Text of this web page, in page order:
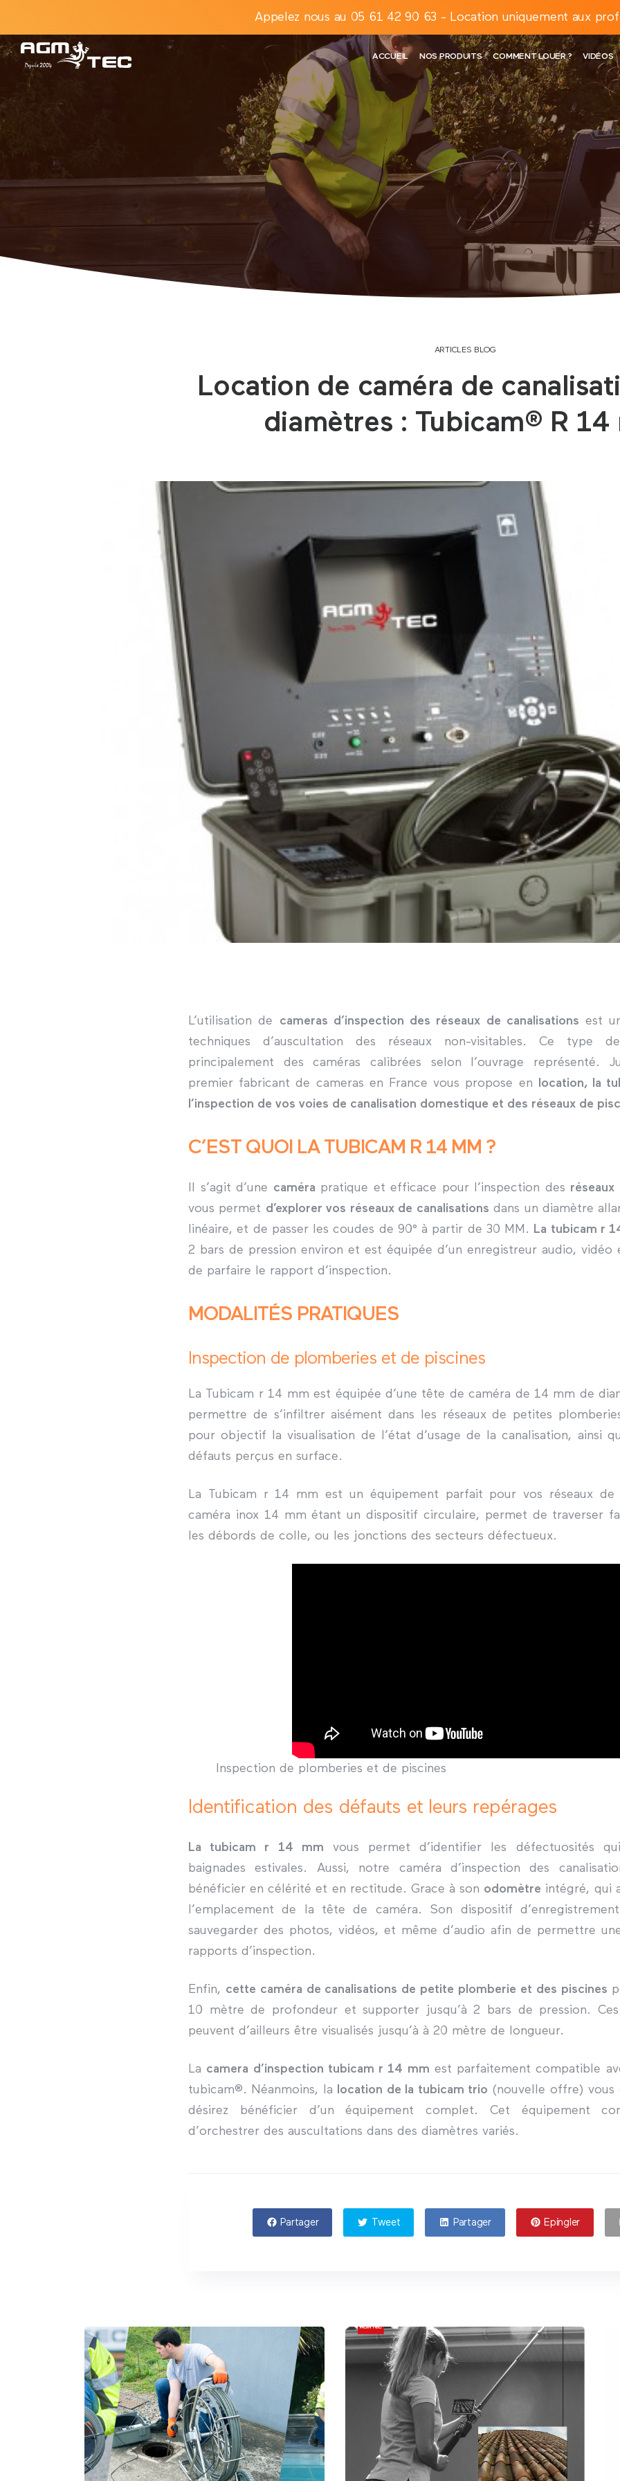
Appelez nous au 05 61 42 90 63 - Location uniquement aux
ACCUEIL NOS PRODUITS COMMENT LOUER ? VIDÉOS
ARTICLES BLOG
Location de caméra de
diamètres : Tubicam® R 14
L’utilisation de cameras d’inspection des réseaux de canalisations est
techniques d’auscultation des réseaux non-visitables. Ce type
principalement des caméras calibrées selon l’ouvrage représenté.
premier fabricant de cameras en France vous propose en
location, la
l’inspection de vos voies de canalisation domestique et des réseaux de
C’EST QUOI LA TUBICAM R 14 MM ?
Il s’agit d’une caméra pratique et efficace pour l’inspection des réseaux
vous permet d’explorer vos réseaux de canalisations dans un diamètre
linéaire, et de passer les coudes de 90° à partir de 30 MM.
La tubicam r
2 bars de pression environ et est équipée d’un enregistreur audio,
de parfaire le rapport d’inspection.
MODALITÉS PRATIQUES
Inspection de plomberies et de piscines
La Tubicam r 14 mm est équipée d’une tête de caméra de 14 mm de
permettre de s’infiltrer aisément dans les réseaux de petites
pour objectif la visualisation de l’état d’usage de la canalisation, ainsi
défauts perçus en surface.
La Tubicam r 14 mm est un équipement parfait pour vos réseaux
caméra inox 14 mm étant un dispositif circulaire, permet de traverser
les débords de colle, ou les jonctions des secteurs défectueux.
Inspection de plomberies et de piscines
Identification des défauts et leurs repérages
La tubicam r 14 mm vous permet d’identifier les défectuosités
baignades estivales. Aussi, notre caméra d’inspection des
bénéficier en célérité et en rectitude. Grace à son odomètre intégré, qui
l’emplacement de la tête de caméra. Son dispositif
sauvegarder des photos, vidéos, et même d’audio afin de permettre
rapports d’inspection.
Enfin, cette caméra de canalisations de petite plomberie et des piscines
10 mètre de profondeur et supporter jusqu’à 2 bars de pression. Ces
peuvent d’ailleurs être visualisés jusqu’à à 20 mètre de longueur.
La camera d’inspection tubicam r 14 mm est parfaitement compatible
tubicam®. Néanmoins, la
location de la tubicam trio (nouvelle offre) vous
désirez bénéficier d’un équipement complet. Cet équipement
d’orchestrer des auscultations dans des diamètres variés.
Partager Tweet Partager Epingler